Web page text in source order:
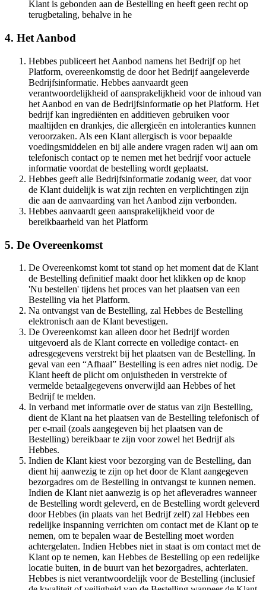
Klant is gebonden aan de Bestelling en heeft geen recht op
terugbetaling, behalve in he​​​​‌ ‍ ​‍​‍‌‍ ‌ ​‍‌‍‍‌‌‍‌ ‌‍‍‌‌‍ ‍​‍​‍​ ‍‍​‍​‍‌ ​ ‌‍​‌‌‍ ‍‌‍‍‌‌ ‌​‌ ‍‌​‍ ‍‌‍‍‌‌‍ ​‍​‍​‍ ​​‍​‍‌‍‍​‌ ​‍‌‍‌‌‌‍‌‍​‍​‍​ ‍‍​‍​‍‌‍‍​‌ ‌​‌ ‌​‌ ​​​ ‍‍​‍ ​‍ ‌‍ ​‌‍ ‌‍​ ‌‍​‌‌‍ ​‌‍‍​‌‍ ‌ ​ ‌ ‌​​ ‍‍​ ​ ​ ​ ​ ​ ​ ​ ​‍ ‌‍‍‌‌‍ ‍‌ ‌​‌‍‌‌‌‍ ‍‌ ‌​​‍ ‌‍‌‌‌‍‌​‌‍‍‌‌ ‌​​‍ ‌‍ ‌‌‍ ‌‍‌​‌‍‌‌​ ‌‌ ​​‌ ​‍‌‍‌‌‌ ​ ‌‍‌‌‌‍ ‍‌ ‌​‌‍​‌‌ ‌​‌‍‍‌‌‍ ‌‍ ‍​ ‍ ‌‍‍‌‌‍‌​​ ‌‌‍‌​​ ​‍‌‍​‍​ ​​​ ​‍​ ‍​​ ​‌​ ‌​​‍ ‌‌‍‌​‌‍​‌​ ‍‌​ ​ ​‍ ‌​ ‌​​ ​‌‌‍‌‍​ ​‍​‍ ‌​ ‍‌‌‍‌‌​ ​‍​ ​‌​‍ ‌‌‍​‌‌‍‌‌‌‍‌‍​ ‌‌​ ​‍‌‍​‌‌‍​ ​ ​‌​ ​‌​ ​ ​ ​‍​ ​​​ ‍ ‌ ‌​‌ ‍‌‌ ​​‌‍‌‌​ ‌‌‍ ​‌‍‌‌‌‍‌ ‌‍​‌‌‍ ​‌‌​​‌‍​‌‌‍‌ ‌‍‌‌​ ‍ ‌ ​​‌‍​‌‌ ‌​‌‍‍​​ ‌‌‍​ ‌‍ ‌‍ ‍‌ ‌​‌‍‌‌‌‍ ‍‌ ‌​​‍‌‌​ ‌‌‌​​‍‌‌ ‌‍‍ ‌‍‌‌‌ ‍‌​‍‌‌​ ​ ‌​‌​​‍‌‌​ ​ ‌​‌​​‍‌‌​ ​‍​ ​‍​ ‌​​ ​‌‌‍‌​​ ​‌​ ‍​‌‍‌​​ ‍‌​ ‍‌​ ‌‌​ ‍​​ ‌ ​ ​ ​‍‌‌​ ​‍​ ​‍​‍‌‌​ ‌‌‌​‌​​‍ ‍‌‍​ ‌‍‍​‌‍‍‌‌‍ ​‌‍‌​‌ ​‍‌‍‌‌‌‍ ‍​‍‌‌​ ‌‌‌​​‍‌‌ ‌‍‍ ‌‍‌‌‌ ‍‌​‍‌‌​ ​ ‌​‌​​‍‌‌​ ​ ‌​‌​​‍‌‌​ ​‍​ ​‍​ ‍​​ ‌ ​ ​ ‌‍​‍‌‍‌‌​ ‍​​ ​ ​ ‌‌​ ‌ ‌‍​‌‌‍‌‍​ ​ ​‍‌‌​ ​‍​ ​‍​‍‌‌​ ‌‌‌​‌​​‍ ‍‌ ‌​‌‍‌‌‌ ‍​‌ ‌​​ ‌‍​‍‌‍​‌‌ ​ ‌‍‌‌‌‌‌‌‌ ​‍‌‍ ​​ ‌‌‍‍​‌ ‌​‌ ‌​‌ ​​​‍‌‌​ ​ ‌​​‌​‍‌‌​ ​‍‌​‌‍​‍‌‌​ ​‍‌​‌‍‌‍ ​‌‍ ‌‍​ ‌‍​‌‌‍ ​‌‍‍​‌‍ ‌ ​ ‌ ‌​​‍‌‌​ ​ ‌​​‌​ ​ ​ ​ ​ ​ ​ ​ ​‍‌‍‌‍‍‌‌‍‌​​ ‌‌‍‌​​ ​‍‌‍​‍​ ​​​ ​‍​ ‍​​ ​‌​ ‌​​‍ ‌‌‍‌​‌‍​‌​ ‍‌​ ​ ​‍ ‌​ ‌​​ ​‌‌‍‌‍​ ​‍​‍ ‌​ ‍‌‌‍‌‌​ ​‍​ ​‌​‍ ‌‌‍​‌‌‍‌‌‌‍‌‍​ ‌‌​ ​‍‌‍​‌‌‍​ ​ ​‌​ ​‌​ ​ ​ ​‍​ ​​​‍‌‍‌ ‌​‌ ‍‌‌ ​​‌‍‌‌​ ‌‌‍ ​‌‍‌‌‌‍‌ ‌‍​‌‌‍ ​‌‌​​‌‍​‌‌‍‌ ‌‍‌‌​‍‌‍‌ ​​‌‍​‌‌ ‌​‌‍‍​​ ‌‌‍​ ‌‍ ‌‍ ‍‌ ‌​‌‍‌‌‌‍ ‍‌ ‌​​‍‌‌​ ‌‌‌​​‍‌‌ ‌‍‍ ‌‍‌‌‌ ‍‌​‍‌‌​ ​ ‌​‌​​‍‌‌​ ​ ‌​‌​​‍‌‌​ ​‍​ ​‍​ ‌​​ ​‌‌‍‌​​ ​‌​ ‍​‌‍‌​​ ‍‌​ ‍‌​ ‌‌​ ‍​​ ‌ ​ ​ ​‍‌‌​ ​‍​ ​‍​‍‌‌​ ‌‌‌​‌​​‍ ‍‌‍​ ‌‍‍​‌‍‍‌‌‍ ​‌‍‌​‌ ​‍‌‍‌‌‌‍ ‍​‍‌‌​ ‌‌‌​​‍‌‌ ‌‍‍ ‌‍‌‌‌ ‍‌​‍‌‌​ ​ ‌​‌​​‍‌‌​ ​ ‌​‌​​‍‌‌​ ​‍​ ​‍​ ‍​​ ‌ ​ ​ ‌‍​‍‌‍‌‌​ ‍​​ ​ ​ ‌‌​ ‌ ‌‍​‌‌‍‌‍​ ​ ​‍‌‌​ ​‍​ ​‍​‍‌‌​ ‌‌‌​‌​​‍ ‍‌ ‌​‌‍‌‌‌ ‍​‌ ‌​​‍‌‍‌ ​​‌‍‌‌‌ ​‍‌ ​ ‌ ​​‌‍‌‌‌‍​ ‌ ‌​‌‍‍‌‌ ‌‍‌‍‌‌​ ‌‌ ​​‌ ‌‌‌‍​‍‌‍ ​‌‍‍‌‌ ​ ‌‍‍​‌‍‌‌‌‍‌​​‍​‍‌ ‌
4. Het Aanbod​​​​‌ ‍ ​‍​‍‌‍ ‌ ​‍‌‍‍‌‌‍‌ ‌‍‍‌‌‍ ‍​‍​‍​ ‍‍​‍​‍‌ ​ ‌‍​‌‌‍ ‍‌‍‍‌‌ ‌​‌ ‍‌​‍ ‍‌‍‍‌‌‍ ​‍​‍​‍ ​​‍​‍‌‍‍​‌ ​‍‌‍‌‌‌‍‌‍​‍​‍​ ‍‍​‍​‍‌‍‍​‌ ‌​‌ ‌​‌ ​​​ ‍‍​‍ ​‍ ‌‍ ​‌‍ ‌‍​ ‌‍​‌‌‍ ​‌‍‍​‌‍ ‌ ​ ‌ ‌​​ ‍‍​ ​ ​ ​ ​ ​ ​ ​ ​‍ ‌‍‍‌‌‍ ‍‌ ‌​‌‍‌‌‌‍ ‍‌ ‌​​‍ ‌‍‌‌‌‍‌​‌‍‍‌‌ ‌​​‍ ‌‍ ‌‌‍ ‌‍‌​‌‍‌‌​ ‌‌ ​​‌ ​‍‌‍‌‌‌ ​ ‌‍‌‌‌‍ ‍‌ ‌​‌‍​‌‌ ‌​‌‍‍‌‌‍ ‌‍ ‍​ ‍ ‌‍‍‌‌‍‌​​ ‌‌‍‌​​ ​‍‌‍​‍​ ​​​ ​‍​ ‍​​ ​‌​ ‌​​‍ ‌‌‍‌​‌‍​‌​ ‍‌​ ​ ​‍ ‌​ ‌​​ ​‌‌‍‌‍​ ​‍​‍ ‌​ ‍‌‌‍‌‌​ ​‍​ ​‌​‍ ‌‌‍​‌‌‍‌‌‌‍‌‍​ ‌‌​ ​‍‌‍​‌‌‍​ ​ ​‌​ ​‌​ ​ ​ ​‍​ ​​​ ‍ ‌ ‌​‌ ‍‌‌ ​​‌‍‌‌​ ‌‌‍ ​‌‍‌‌‌‍‌ ‌‍​‌‌‍ ​‌‌​​‌‍​‌‌‍‌ ‌‍‌‌​ ‍ ‌ ​​‌‍​‌‌ ‌​‌‍‍​​ ‌‌‍​ ‌‍ ‌‍ ‍‌ ‌​‌‍‌‌‌‍ ‍‌ ‌​​‍‌‌​ ‌‌‌​​‍‌‌ ‌‍‍ ‌‍‌‌‌ ‍‌​‍‌‌​ ​ ‌​‌​​‍‌‌​ ​ ‌​‌​​‍‌‌​ ​‍​ ​‍​ ​​​ ‌‌‌‍‌‍‌‍‌​​ ‌‍​ ‌​‌‍‌​​ ​‍​ ‍​​ ‌‍​ ‍‌‌‍​ ​‍‌‌​ ​‍​ ​‍​‍‌‌​ ‌‌‌​‌​​‍ ‍‌‍​ ‌‍‍​‌‍‍‌‌‍ ​‌‍‌​‌ ​‍‌‍‌‌‌‍ ‍​‍‌‌​ ‌‌‌​​‍‌‌ ‌‍‍ ‌‍‌‌‌ ‍‌​‍‌‌​ ​ ‌​‌​​‍‌‌​ ​ ‌​‌​​‍‌‌​ ​‍​ ​‍​ ​ ‌‍​‌​ ‌‍‌‍​‍‌‍​‍‌‍​‍‌‍‌‍‌‍‌‌‌‍​‍‌‍‌​‌‍​‍​ ‍‌​‍‌‌​ ​‍​ ​‍​‍‌‌​ ‌‌‌​‌​​‍ ‍‌ ‌​‌‍‌‌‌ ‍​‌ ‌​​ ‌‍​‍‌‍​‌‌ ​ ‌‍‌‌‌‌‌‌‌ ​‍‌‍ ​​ ‌‌‍‍​‌ ‌​‌ ‌​‌ ​​​‍‌‌​ ​ ‌​​‌​‍‌‌​ ​‍‌​‌‍​‍‌‌​ ​‍‌​‌‍‌‍ ​‌‍ ‌‍​ ‌‍​‌‌‍ ​‌‍‍​‌‍ ‌ ​ ‌ ‌​​‍‌‌​ ​ ‌​​‌​ ​ ​ ​ ​ ​ ​ ​ ​‍‌‍‌‍‍‌‌‍‌​​ ‌‌‍‌​​ ​‍‌‍​‍​ ​​​ ​‍​ ‍​​ ​‌​ ‌​​‍ ‌‌‍‌​‌‍​‌​ ‍‌​ ​ ​‍ ‌​ ‌​​ ​‌‌‍‌‍​ ​‍​‍ ‌​ ‍‌‌‍‌‌​ ​‍​ ​‌​‍ ‌‌‍​‌‌‍‌‌‌‍‌‍​ ‌‌​ ​‍‌‍​‌‌‍​ ​ ​‌​ ​‌​ ​ ​ ​‍​ ​​​‍‌‍‌ ‌​‌ ‍‌‌ ​​‌‍‌‌​ ‌‌‍ ​‌‍‌‌‌‍‌ ‌‍​‌‌‍ ​‌‌​​‌‍​‌‌‍‌ ‌‍‌‌​‍‌‍‌ ​​‌‍​‌‌ ‌​‌‍‍​​ ‌‌‍​ ‌‍ ‌‍ ‍‌ ‌​‌‍‌‌‌‍ ‍‌ ‌​​‍‌‌​ ‌‌‌​​‍‌‌ ‌‍‍ ‌‍‌‌‌ ‍‌​‍‌‌​ ​ ‌​‌​​‍‌‌​ ​ ‌​‌​​‍‌‌​ ​‍​ ​‍​ ​​​ ‌‌‌‍‌‍‌‍‌​​ ‌‍​ ‌​‌‍‌​​ ​‍​ ‍​​ ‌‍​ ‍‌‌‍​ ​‍‌‌​ ​‍​ ​‍​‍‌‌​ ‌‌‌​‌​​‍ ‍‌‍​ ‌‍‍​‌‍‍‌‌‍ ​‌‍‌​‌ ​‍‌‍‌‌‌‍ ‍​‍‌‌​ ‌‌‌​​‍‌‌ ‌‍‍ ‌‍‌‌‌ ‍‌​‍‌‌​ ​ ‌​‌​​‍‌‌​ ​ ‌​‌​​‍‌‌​ ​‍​ ​‍​ ​ ‌‍​‌​ ‌‍‌‍​‍‌‍​‍‌‍​‍‌‍‌‍‌‍‌‌‌‍​‍‌‍‌​‌‍​‍​ ‍‌​‍‌‌​ ​‍​ ​‍​‍‌‌​ ‌‌‌​‌​​‍ ‍‌ ‌​‌‍‌‌‌ ‍​‌ ‌​​‍‌‍‌ ​​‌‍‌‌‌ ​‍‌ ​ ‌ ​​‌‍‌‌‌‍​ ‌ ‌​‌‍‍‌‌ ‌‍‌‍‌‌​ ‌‌ ​​‌ ‌‌‌‍​‍‌‍ ​‌‍‍‌‌ ​ ‌‍‍​‌‍‌‌‌‍‌​​‍​‍‌ ‌
Hebbes publiceert het Aanbod namens het Bedrijf op het
Platform, overeenkomstig de door het Bedrijf aangeleverde
Bedrijfsinformatie. Hebbes aanvaardt geen
verantwoordelijkheid of aansprakelijkheid voor de inhoud van
het Aanbod en van de Bedrijfsinformatie op het Platform. Het
bedrijf kan ingrediënten en additieven gebruiken voor
maaltijden en drankjes, die allergieën en intoleranties kunnen
veroorzaken. Als een Klant allergisch is voor bepaalde
voedingsmiddelen en bij alle andere vragen raden wij aan om
telefonisch contact op te nemen met het bedrijf voor actuele
informatie voordat de bestelling wordt geplaatst.​​​​‌ ‍ ​‍​‍‌‍ ‌ ​‍‌‍‍‌‌‍‌ ‌‍‍‌‌‍ ‍​‍​‍​ ‍‍​‍​‍‌ ​ ‌‍​‌‌‍ ‍‌‍‍‌‌ ‌​‌ ‍‌​‍ ‍‌‍‍‌‌‍ ​‍​‍​‍ ​​‍​‍‌‍‍​‌ ​‍‌‍‌‌‌‍‌‍​‍​‍​ ‍‍​‍​‍‌‍‍​‌ ‌​‌ ‌​‌ ​​​ ‍‍​‍ ​‍ ‌‍ ​‌‍ ‌‍​ ‌‍​‌‌‍ ​‌‍‍​‌‍ ‌ ​ ‌ ‌​​ ‍‍​ ​ ​ ​ ​ ​ ​ ​ ​‍ ‌‍‍‌‌‍ ‍‌ ‌​‌‍‌‌‌‍ ‍‌ ‌​​‍ ‌‍‌‌‌‍‌​‌‍‍‌‌ ‌​​‍ ‌‍ ‌‌‍ ‌‍‌​‌‍‌‌​ ‌‌ ​​‌ ​‍‌‍‌‌‌ ​ ‌‍‌‌‌‍ ‍‌ ‌​‌‍​‌‌ ‌​‌‍‍‌‌‍ ‌‍ ‍​ ‍ ‌‍‍‌‌‍‌​​ ‌‌‍‌​​ ​‍‌‍​‍​ ​​​ ​‍​ ‍​​ ​‌​ ‌​​‍ ‌‌‍‌​‌‍​‌​ ‍‌​ ​ ​‍ ‌​ ‌​​ ​‌‌‍‌‍​ ​‍​‍ ‌​ ‍‌‌‍‌‌​ ​‍​ ​‌​‍ ‌‌‍​‌‌‍‌‌‌‍‌‍​ ‌‌​ ​‍‌‍​‌‌‍​ ​ ​‌​ ​‌​ ​ ​ ​‍​ ​​​ ‍ ‌ ‌​‌ ‍‌‌ ​​‌‍‌‌​ ‌‌‍ ​‌‍‌‌‌‍‌ ‌‍​‌‌‍ ​‌‌​​‌‍​‌‌‍‌ ‌‍‌‌​ ‍ ‌ ​​‌‍​‌‌ ‌​‌‍‍​​ ‌‌‍​ ‌‍ ‌‍ ‍‌ ‌​‌‍‌‌‌‍ ‍‌ ‌​​‍‌‌​ ‌‌‌​​‍‌‌ ‌‍‍ ‌‍‌‌‌ ‍‌​‍‌‌​ ​ ‌​‌​​‍‌‌​ ​ ‌​‌​​‍‌‌​ ​‍​ ​‍​ ​​​ ‍‌‌‍‌‌​ ‌​​ ‌ ​ ​​​ ‌‌​ ‌‌‌‍‌‍‌‍‌​​ ‍​​ ‌‍​‍‌‌​ ​‍​ ​‍​‍‌‌​ ‌‌‌​‌​​‍ ‍‌‍​ ‌‍‍​‌‍‍‌‌‍ ​‌‍‌​‌ ​‍‌‍‌‌‌‍ ‍​‍‌‌​ ‌‌‌​​‍‌‌ ‌‍‍ ‌‍‌‌‌ ‍‌​‍‌‌​ ​ ‌​‌​​‍‌‌​ ​ ‌​‌​​‍‌‌​ ​‍​ ​‍​ ‍‌​ ‌ ​ ​‍​ ​‌​ ‌​​ ​ ​ ​ ​ ​‍​ ​‍‌‍​ ​ ‌‌‌‍‌‍​‍‌‌​ ​‍​ ​‍​‍‌‌​ ‌‌‌​‌​​‍ ‍‌ ‌​‌‍‌‌‌ ‍​‌ ‌​​ ‌‍​‍‌‍​‌‌ ​ ‌‍‌‌‌‌‌‌‌ ​‍‌‍ ​​ ‌‌‍‍​‌ ‌​‌ ‌​‌ ​​​‍‌‌​ ​ ‌​​‌​‍‌‌​ ​‍‌​‌‍​‍‌‌​ ​‍‌​‌‍‌‍ ​‌‍ ‌‍​ ‌‍​‌‌‍ ​‌‍‍​‌‍ ‌ ​ ‌ ‌​​‍‌‌​ ​ ‌​​‌​ ​ ​ ​ ​ ​ ​ ​ ​‍‌‍‌‍‍‌‌‍‌​​ ‌‌‍‌​​ ​‍‌‍​‍​ ​​​ ​‍​ ‍​​ ​‌​ ‌​​‍ ‌‌‍‌​‌‍​‌​ ‍‌​ ​ ​‍ ‌​ ‌​​ ​‌‌‍‌‍​ ​‍​‍ ‌​ ‍‌‌‍‌‌​ ​‍​ ​‌​‍ ‌‌‍​‌‌‍‌‌‌‍‌‍​ ‌‌​ ​‍‌‍​‌‌‍​ ​ ​‌​ ​‌​ ​ ​ ​‍​ ​​​‍‌‍‌ ‌​‌ ‍‌‌ ​​‌‍‌‌​ ‌‌‍ ​‌‍‌‌‌‍‌ ‌‍​‌‌‍ ​‌‌​​‌‍​‌‌‍‌ ‌‍‌‌​‍‌‍‌ ​​‌‍​‌‌ ‌​‌‍‍​​ ‌‌‍​ ‌‍ ‌‍ ‍‌ ‌​‌‍‌‌‌‍ ‍‌ ‌​​‍‌‌​ ‌‌‌​​‍‌‌ ‌‍‍ ‌‍‌‌‌ ‍‌​‍‌‌​ ​ ‌​‌​​‍‌‌​ ​ ‌​‌​​‍‌‌​ ​‍​ ​‍​ ​​​ ‍‌‌‍‌‌​ ‌​​ ‌ ​ ​​​ ‌‌​ ‌‌‌‍‌‍‌‍‌​​ ‍​​ ‌‍​‍‌‌​ ​‍​ ​‍​‍‌‌​ ‌‌‌​‌​​‍ ‍‌‍​ ‌‍‍​‌‍‍‌‌‍ ​‌‍‌​‌ ​‍‌‍‌‌‌‍ ‍​‍‌‌​ ‌‌‌​​‍‌‌ ‌‍‍ ‌‍‌‌‌ ‍‌​‍‌‌​ ​ ‌​‌​​‍‌‌​ ​ ‌​‌​​‍‌‌​ ​‍​ ​‍​ ‍‌​ ‌ ​ ​‍​ ​‌​ ‌​​ ​ ​ ​ ​ ​‍​ ​‍‌‍​ ​ ‌‌‌‍‌‍​‍‌‌​ ​‍​ ​‍​‍‌‌​ ‌‌‌​‌​​‍ ‍‌ ‌​‌‍‌‌‌ ‍​‌ ‌​​‍‌‍‌ ​​‌‍‌‌‌ ​‍‌ ​ ‌ ​​‌‍‌‌‌‍​ ‌ ‌​‌‍‍‌‌ ‌‍‌‍‌‌​ ‌‌ ​​‌ ‌‌‌‍​‍‌‍ ​‌‍‍‌‌ ​ ‌‍‍​‌‍‌‌‌‍‌​​‍​‍‌ ‌
Hebbes geeft alle Bedrijfsinformatie zodanig weer, dat voor
de Klant duidelijk is wat zijn rechten en verplichtingen zijn
die aan de aanvaarding van het Aanbod zijn verbonden. ​​​​‌ ‍ ​‍​‍‌‍ ‌ ​‍‌‍‍‌‌‍‌ ‌‍‍‌‌‍ ‍​‍​‍​ ‍‍​‍​‍‌ ​ ‌‍​‌‌‍ ‍‌‍‍‌‌ ‌​‌ ‍‌​‍ ‍‌‍‍‌‌‍ ​‍​‍​‍ ​​‍​‍‌‍‍​‌ ​‍‌‍‌‌‌‍‌‍​‍​‍​ ‍‍​‍​‍‌‍‍​‌ ‌​‌ ‌​‌ ​​​ ‍‍​‍ ​‍ ‌‍ ​‌‍ ‌‍​ ‌‍​‌‌‍ ​‌‍‍​‌‍ ‌ ​ ‌ ‌​​ ‍‍​ ​ ​ ​ ​ ​ ​ ​ ​‍ ‌‍‍‌‌‍ ‍‌ ‌​‌‍‌‌‌‍ ‍‌ ‌​​‍ ‌‍‌‌‌‍‌​‌‍‍‌‌ ‌​​‍ ‌‍ ‌‌‍ ‌‍‌​‌‍‌‌​ ‌‌ ​​‌ ​‍‌‍‌‌‌ ​ ‌‍‌‌‌‍ ‍‌ ‌​‌‍​‌‌ ‌​‌‍‍‌‌‍ ‌‍ ‍​ ‍ ‌‍‍‌‌‍‌​​ ‌‌‍‌​​ ​‍‌‍​‍​ ​​​ ​‍​ ‍​​ ​‌​ ‌​​‍ ‌‌‍‌​‌‍​‌​ ‍‌​ ​ ​‍ ‌​ ‌​​ ​‌‌‍‌‍​ ​‍​‍ ‌​ ‍‌‌‍‌‌​ ​‍​ ​‌​‍ ‌‌‍​‌‌‍‌‌‌‍‌‍​ ‌‌​ ​‍‌‍​‌‌‍​ ​ ​‌​ ​‌​ ​ ​ ​‍​ ​​​ ‍ ‌ ‌​‌ ‍‌‌ ​​‌‍‌‌​ ‌‌‍ ​‌‍‌‌‌‍‌ ‌‍​‌‌‍ ​‌‌​​‌‍​‌‌‍‌ ‌‍‌‌​ ‍ ‌ ​​‌‍​‌‌ ‌​‌‍‍​​ ‌‌‍​ ‌‍ ‌‍ ‍‌ ‌​‌‍‌‌‌‍ ‍‌ ‌​​‍‌‌​ ‌‌‌​​‍‌‌ ‌‍‍ ‌‍‌‌‌ ‍‌​‍‌‌​ ​ ‌​‌​​‍‌‌​ ​ ‌​‌​​‍‌‌​ ​‍​ ​‍​ ‌‌‌‍​‌‌‍‌‍‌‍‌‍‌‍​‌‌‍​‌‌‍​‍‌‍‌‌‌‍‌‌​ ‌‌​ ‌‍‌‍​‍​‍‌‌​ ​‍​ ​‍​‍‌‌​ ‌‌‌​‌​​‍ ‍‌‍​ ‌‍‍​‌‍‍‌‌‍ ​‌‍‌​‌ ​‍‌‍‌‌‌‍ ‍​‍‌‌​ ‌‌‌​​‍‌‌ ‌‍‍ ‌‍‌‌‌ ‍‌​‍‌‌​ ​ ‌​‌​​‍‌‌​ ​ ‌​‌​​‍‌‌​ ​‍​ ​‍​ ‍‌​ ‌ ​ ​‍​ ​‌​ ‌​​ ​ ​ ​ ​ ​‍​ ​‍‌‍​ ​ ‌‌‌‍‌‍​‍‌‌​ ​‍​ ​‍​‍‌‌​ ‌‌‌​‌​​‍ ‍‌ ‌​‌‍‌‌‌ ‍​‌ ‌​​ ‌‍​‍‌‍​‌‌ ​ ‌‍‌‌‌‌‌‌‌ ​‍‌‍ ​​ ‌‌‍‍​‌ ‌​‌ ‌​‌ ​​​‍‌‌​ ​ ‌​​‌​‍‌‌​ ​‍‌​‌‍​‍‌‌​ ​‍‌​‌‍‌‍ ​‌‍ ‌‍​ ‌‍​‌‌‍ ​‌‍‍​‌‍ ‌ ​ ‌ ‌​​‍‌‌​ ​ ‌​​‌​ ​ ​ ​ ​ ​ ​ ​ ​‍‌‍‌‍‍‌‌‍‌​​ ‌‌‍‌​​ ​‍‌‍​‍​ ​​​ ​‍​ ‍​​ ​‌​ ‌​​‍ ‌‌‍‌​‌‍​‌​ ‍‌​ ​ ​‍ ‌​ ‌​​ ​‌‌‍‌‍​ ​‍​‍ ‌​ ‍‌‌‍‌‌​ ​‍​ ​‌​‍ ‌‌‍​‌‌‍‌‌‌‍‌‍​ ‌‌​ ​‍‌‍​‌‌‍​ ​ ​‌​ ​‌​ ​ ​ ​‍​ ​​​‍‌‍‌ ‌​‌ ‍‌‌ ​​‌‍‌‌​ ‌‌‍ ​‌‍‌‌‌‍‌ ‌‍​‌‌‍ ​‌‌​​‌‍​‌‌‍‌ ‌‍‌‌​‍‌‍‌ ​​‌‍​‌‌ ‌​‌‍‍​​ ‌‌‍​ ‌‍ ‌‍ ‍‌ ‌​‌‍‌‌‌‍ ‍‌ ‌​​‍‌‌​ ‌‌‌​​‍‌‌ ‌‍‍ ‌‍‌‌‌ ‍‌​‍‌‌​ ​ ‌​‌​​‍‌‌​ ​ ‌​‌​​‍‌‌​ ​‍​ ​‍​ ‌‌‌‍​‌‌‍‌‍‌‍‌‍‌‍​‌‌‍​‌‌‍​‍‌‍‌‌‌‍‌‌​ ‌‌​ ‌‍‌‍​‍​‍‌‌​ ​‍​ ​‍​‍‌‌​ ‌‌‌​‌​​‍ ‍‌‍​ ‌‍‍​‌‍‍‌‌‍ ​‌‍‌​‌ ​‍‌‍‌‌‌‍ ‍​‍‌‌​ ‌‌‌​​‍‌‌ ‌‍‍ ‌‍‌‌‌ ‍‌​‍‌‌​ ​ ‌​‌​​‍‌‌​ ​ ‌​‌​​‍‌‌​ ​‍​ ​‍​ ‍‌​ ‌ ​ ​‍​ ​‌​ ‌​​ ​ ​ ​ ​ ​‍​ ​‍‌‍​ ​ ‌‌‌‍‌‍​‍‌‌​ ​‍​ ​‍​‍‌‌​ ‌‌‌​‌​​‍ ‍‌ ‌​‌‍‌‌‌ ‍​‌ ‌​​‍‌‍‌ ​​‌‍‌‌‌ ​‍‌ ​ ‌ ​​‌‍‌‌‌‍​ ‌ ‌​‌‍‍‌‌ ‌‍‌‍‌‌​ ‌‌ ​​‌ ‌‌‌‍​‍‌‍ ​‌‍‍‌‌ ​ ‌‍‍​‌‍‌‌‌‍‌​​‍​‍‌ ‌
Hebbes aanvaardt geen aansprakelijkheid voor de
bereikbaarheid van het Platform​​​​‌ ‍ ​‍​‍‌‍ ‌ ​‍‌‍‍‌‌‍‌ ‌‍‍‌‌‍ ‍​‍​‍​ ‍‍​‍​‍‌ ​ ‌‍​‌‌‍ ‍‌‍‍‌‌ ‌​‌ ‍‌​‍ ‍‌‍‍‌‌‍ ​‍​‍​‍ ​​‍​‍‌‍‍​‌ ​‍‌‍‌‌‌‍‌‍​‍​‍​ ‍‍​‍​‍‌‍‍​‌ ‌​‌ ‌​‌ ​​​ ‍‍​‍ ​‍ ‌‍ ​‌‍ ‌‍​ ‌‍​‌‌‍ ​‌‍‍​‌‍ ‌ ​ ‌ ‌​​ ‍‍​ ​ ​ ​ ​ ​ ​ ​ ​‍ ‌‍‍‌‌‍ ‍‌ ‌​‌‍‌‌‌‍ ‍‌ ‌​​‍ ‌‍‌‌‌‍‌​‌‍‍‌‌ ‌​​‍ ‌‍ ‌‌‍ ‌‍‌​‌‍‌‌​ ‌‌ ​​‌ ​‍‌‍‌‌‌ ​ ‌‍‌‌‌‍ ‍‌ ‌​‌‍​‌‌ ‌​‌‍‍‌‌‍ ‌‍ ‍​ ‍ ‌‍‍‌‌‍‌​​ ‌‌‍‌​​ ​‍‌‍​‍​ ​​​ ​‍​ ‍​​ ​‌​ ‌​​‍ ‌‌‍‌​‌‍​‌​ ‍‌​ ​ ​‍ ‌​ ‌​​ ​‌‌‍‌‍​ ​‍​‍ ‌​ ‍‌‌‍‌‌​ ​‍​ ​‌​‍ ‌‌‍​‌‌‍‌‌‌‍‌‍​ ‌‌​ ​‍‌‍​‌‌‍​ ​ ​‌​ ​‌​ ​ ​ ​‍​ ​​​ ‍ ‌ ‌​‌ ‍‌‌ ​​‌‍‌‌​ ‌‌‍ ​‌‍‌‌‌‍‌ ‌‍​‌‌‍ ​‌‌​​‌‍​‌‌‍‌ ‌‍‌‌​ ‍ ‌ ​​‌‍​‌‌ ‌​‌‍‍​​ ‌‌‍​ ‌‍ ‌‍ ‍‌ ‌​‌‍‌‌‌‍ ‍‌ ‌​​‍‌‌​ ‌‌‌​​‍‌‌ ‌‍‍ ‌‍‌‌‌ ‍‌​‍‌‌​ ​ ‌​‌​​‍‌‌​ ​ ‌​‌​​‍‌‌​ ​‍​ ​‍‌‍‌​​ ‌‍‌‍​‍​ ‌​‌‍​ ​ ‌ ‌‍​ ‌‍‌‌​ ‍‌‌‍‌‌​ ​‌​ ​​​‍‌‌​ ​‍​ ​‍​‍‌‌​ ‌‌‌​‌​​‍ ‍‌‍​ ‌‍‍​‌‍‍‌‌‍ ​‌‍‌​‌ ​‍‌‍‌‌‌‍ ‍​‍‌‌​ ‌‌‌​​‍‌‌ ‌‍‍ ‌‍‌‌‌ ‍‌​‍‌‌​ ​ ‌​‌​​‍‌‌​ ​ ‌​‌​​‍‌‌​ ​‍​ ​‍​ ‍‌​ ‌ ​ ​‍​ ​‌​ ‌​​ ​ ​ ​ ​ ​‍​ ​‍‌‍​ ​ ‌‌‌‍‌‍​‍‌‌​ ​‍​ ​‍​‍‌‌​ ‌‌‌​‌​​‍ ‍‌ ‌​‌‍‌‌‌ ‍​‌ ‌​​ ‌‍​‍‌‍​‌‌ ​ ‌‍‌‌‌‌‌‌‌ ​‍‌‍ ​​ ‌‌‍‍​‌ ‌​‌ ‌​‌ ​​​‍‌‌​ ​ ‌​​‌​‍‌‌​ ​‍‌​‌‍​‍‌‌​ ​‍‌​‌‍‌‍ ​‌‍ ‌‍​ ‌‍​‌‌‍ ​‌‍‍​‌‍ ‌ ​ ‌ ‌​​‍‌‌​ ​ ‌​​‌​ ​ ​ ​ ​ ​ ​ ​ ​‍‌‍‌‍‍‌‌‍‌​​ ‌‌‍‌​​ ​‍‌‍​‍​ ​​​ ​‍​ ‍​​ ​‌​ ‌​​‍ ‌‌‍‌​‌‍​‌​ ‍‌​ ​ ​‍ ‌​ ‌​​ ​‌‌‍‌‍​ ​‍​‍ ‌​ ‍‌‌‍‌‌​ ​‍​ ​‌​‍ ‌‌‍​‌‌‍‌‌‌‍‌‍​ ‌‌​ ​‍‌‍​‌‌‍​ ​ ​‌​ ​‌​ ​ ​ ​‍​ ​​​‍‌‍‌ ‌​‌ ‍‌‌ ​​‌‍‌‌​ ‌‌‍ ​‌‍‌‌‌‍‌ ‌‍​‌‌‍ ​‌‌​​‌‍​‌‌‍‌ ‌‍‌‌​‍‌‍‌ ​​‌‍​‌‌ ‌​‌‍‍​​ ‌‌‍​ ‌‍ ‌‍ ‍‌ ‌​‌‍‌‌‌‍ ‍‌ ‌​​‍‌‌​ ‌‌‌​​‍‌‌ ‌‍‍ ‌‍‌‌‌ ‍‌​‍‌‌​ ​ ‌​‌​​‍‌‌​ ​ ‌​‌​​‍‌‌​ ​‍​ ​‍‌‍‌​​ ‌‍‌‍​‍​ ‌​‌‍​ ​ ‌ ‌‍​ ‌‍‌‌​ ‍‌‌‍‌‌​ ​‌​ ​​​‍‌‌​ ​‍​ ​‍​‍‌‌​ ‌‌‌​‌​​‍ ‍‌‍​ ‌‍‍​‌‍‍‌‌‍ ​‌‍‌​‌ ​‍‌‍‌‌‌‍ ‍​‍‌‌​ ‌‌‌​​‍‌‌ ‌‍‍ ‌‍‌‌‌ ‍‌​‍‌‌​ ​ ‌​‌​​‍‌‌​ ​ ‌​‌​​‍‌‌​ ​‍​ ​‍​ ‍‌​ ‌ ​ ​‍​ ​‌​ ‌​​ ​ ​ ​ ​ ​‍​ ​‍‌‍​ ​ ‌‌‌‍‌‍​‍‌‌​ ​‍​ ​‍​‍‌‌​ ‌‌‌​‌​​‍ ‍‌ ‌​‌‍‌‌‌ ‍​‌ ‌​​‍‌‍‌ ​​‌‍‌‌‌ ​‍‌ ​ ‌ ​​‌‍‌‌‌‍​ ‌ ‌​‌‍‍‌‌ ‌‍‌‍‌‌​ ‌‌ ​​‌ ‌‌‌‍​‍‌‍ ​‌‍‍‌‌ ​ ‌‍‍​‌‍‌‌‌‍‌​​‍​‍‌ ‌
5. De Overeenkomst​​​​‌ ‍ ​‍​‍‌‍ ‌ ​‍‌‍‍‌‌‍‌ ‌‍‍‌‌‍ ‍​‍​‍​ ‍‍​‍​‍‌ ​ ‌‍​‌‌‍ ‍‌‍‍‌‌ ‌​‌ ‍‌​‍ ‍‌‍‍‌‌‍ ​‍​‍​‍ ​​‍​‍‌‍‍​‌ ​‍‌‍‌‌‌‍‌‍​‍​‍​ ‍‍​‍​‍‌‍‍​‌ ‌​‌ ‌​‌ ​​​ ‍‍​‍ ​‍ ‌‍ ​‌‍ ‌‍​ ‌‍​‌‌‍ ​‌‍‍​‌‍ ‌ ​ ‌ ‌​​ ‍‍​ ​ ​ ​ ​ ​ ​ ​ ​‍ ‌‍‍‌‌‍ ‍‌ ‌​‌‍‌‌‌‍ ‍‌ ‌​​‍ ‌‍‌‌‌‍‌​‌‍‍‌‌ ‌​​‍ ‌‍ ‌‌‍ ‌‍‌​‌‍‌‌​ ‌‌ ​​‌ ​‍‌‍‌‌‌ ​ ‌‍‌‌‌‍ ‍‌ ‌​‌‍​‌‌ ‌​‌‍‍‌‌‍ ‌‍ ‍​ ‍ ‌‍‍‌‌‍‌​​ ‌‌‍‌​​ ​‍‌‍​‍​ ​​​ ​‍​ ‍​​ ​‌​ ‌​​‍ ‌‌‍‌​‌‍​‌​ ‍‌​ ​ ​‍ ‌​ ‌​​ ​‌‌‍‌‍​ ​‍​‍ ‌​ ‍‌‌‍‌‌​ ​‍​ ​‌​‍ ‌‌‍​‌‌‍‌‌‌‍‌‍​ ‌‌​ ​‍‌‍​‌‌‍​ ​ ​‌​ ​‌​ ​ ​ ​‍​ ​​​ ‍ ‌ ‌​‌ ‍‌‌ ​​‌‍‌‌​ ‌‌‍ ​‌‍‌‌‌‍‌ ‌‍​‌‌‍ ​‌‌​​‌‍​‌‌‍‌ ‌‍‌‌​ ‍ ‌ ​​‌‍​‌‌ ‌​‌‍‍​​ ‌‌‍​ ‌‍ ‌‍ ‍‌ ‌​‌‍‌‌‌‍ ‍‌ ‌​​‍‌‌​ ‌‌‌​​‍‌‌ ‌‍‍ ‌‍‌‌‌ ‍‌​‍‌‌​ ​ ‌​‌​​‍‌‌​ ​ ‌​‌​​‍‌‌​ ​‍​ ​‍‌‍‌‍​ ​​​ ​​‌‍‌​​ ‌‌‌‍‌​‌‍‌‌​ ‌‍​ ​​​ ‍​‌‍​‌​ ‍‌​‍‌‌​ ​‍​ ​‍​‍‌‌​ ‌‌‌​‌​​‍ ‍‌‍​ ‌‍‍​‌‍‍‌‌‍ ​‌‍‌​‌ ​‍‌‍‌‌‌‍ ‍​‍‌‌​ ‌‌‌​​‍‌‌ ‌‍‍ ‌‍‌‌‌ ‍‌​‍‌‌​ ​ ‌​‌​​‍‌‌​ ​ ‌​‌​​‍‌‌​ ​‍​ ​‍​ ‌‍​ ​​​ ​​​ ‌​​ ​​​ ‌ ​ ‌‌​ ​‍​ ‍​‌‍‌‍‌‍​‌​ ​​​‍‌‌​ ​‍​ ​‍​‍‌‌​ ‌‌‌​‌​​‍ ‍‌ ‌​‌‍‌‌‌ ‍​‌ ‌​​ ‌‍​‍‌‍​‌‌ ​ ‌‍‌‌‌‌‌‌‌ ​‍‌‍ ​​ ‌‌‍‍​‌ ‌​‌ ‌​‌ ​​​‍‌‌​ ​ ‌​​‌​‍‌‌​ ​‍‌​‌‍​‍‌‌​ ​‍‌​‌‍‌‍ ​‌‍ ‌‍​ ‌‍​‌‌‍ ​‌‍‍​‌‍ ‌ ​ ‌ ‌​​‍‌‌​ ​ ‌​​‌​ ​ ​ ​ ​ ​ ​ ​ ​‍‌‍‌‍‍‌‌‍‌​​ ‌‌‍‌​​ ​‍‌‍​‍​ ​​​ ​‍​ ‍​​ ​‌​ ‌​​‍ ‌‌‍‌​‌‍​‌​ ‍‌​ ​ ​‍ ‌​ ‌​​ ​‌‌‍‌‍​ ​‍​‍ ‌​ ‍‌‌‍‌‌​ ​‍​ ​‌​‍ ‌‌‍​‌‌‍‌‌‌‍‌‍​ ‌‌​ ​‍‌‍​‌‌‍​ ​ ​‌​ ​‌​ ​ ​ ​‍​ ​​​‍‌‍‌ ‌​‌ ‍‌‌ ​​‌‍‌‌​ ‌‌‍ ​‌‍‌‌‌‍‌ ‌‍​‌‌‍ ​‌‌​​‌‍​‌‌‍‌ ‌‍‌‌​‍‌‍‌ ​​‌‍​‌‌ ‌​‌‍‍​​ ‌‌‍​ ‌‍ ‌‍ ‍‌ ‌​‌‍‌‌‌‍ ‍‌ ‌​​‍‌‌​ ‌‌‌​​‍‌‌ ‌‍‍ ‌‍‌‌‌ ‍‌​‍‌‌​ ​ ‌​‌​​‍‌‌​ ​ ‌​‌​​‍‌‌​ ​‍​ ​‍‌‍‌‍​ ​​​ ​​‌‍‌​​ ‌‌‌‍‌​‌‍‌‌​ ‌‍​ ​​​ ‍​‌‍​‌​ ‍‌​‍‌‌​ ​‍​ ​‍​‍‌‌​ ‌‌‌​‌​​‍ ‍‌‍​ ‌‍‍​‌‍‍‌‌‍ ​‌‍‌​‌ ​‍‌‍‌‌‌‍ ‍​‍‌‌​ ‌‌‌​​‍‌‌ ‌‍‍ ‌‍‌‌‌ ‍‌​‍‌‌​ ​ ‌​‌​​‍‌‌​ ​ ‌​‌​​‍‌‌​ ​‍​ ​‍​ ‌‍​ ​​​ ​​​ ‌​​ ​​​ ‌ ​ ‌‌​ ​‍​ ‍​‌‍‌‍‌‍​‌​ ​​​‍‌‌​ ​‍​ ​‍​‍‌‌​ ‌‌‌​‌​​‍ ‍‌ ‌​‌‍‌‌‌ ‍​‌ ‌​​‍‌‍‌ ​​‌‍‌‌‌ ​‍‌ ​ ‌ ​​‌‍‌‌‌‍​ ‌ ‌​‌‍‍‌‌ ‌‍‌‍‌‌​ ‌‌ ​​‌ ‌‌‌‍​‍‌‍ ​‌‍‍‌‌ ​ ‌‍‍​‌‍‌‌‌‍‌​​‍​‍‌ ‌
De Overeenkomst komt tot stand op het moment dat de Klant
de Bestelling definitief maakt door het klikken op de knop
'Nu bestellen' tijdens het proces van het plaatsen van een
Bestelling via het Platform. ​​​​‌ ‍ ​‍​‍‌‍ ‌ ​‍‌‍‍‌‌‍‌ ‌‍‍‌‌‍ ‍​‍​‍​ ‍‍​‍​‍‌ ​ ‌‍​‌‌‍ ‍‌‍‍‌‌ ‌​‌ ‍‌​‍ ‍‌‍‍‌‌‍ ​‍​‍​‍ ​​‍​‍‌‍‍​‌ ​‍‌‍‌‌‌‍‌‍​‍​‍​ ‍‍​‍​‍‌‍‍​‌ ‌​‌ ‌​‌ ​​​ ‍‍​‍ ​‍ ‌‍ ​‌‍ ‌‍​ ‌‍​‌‌‍ ​‌‍‍​‌‍ ‌ ​ ‌ ‌​​ ‍‍​ ​ ​ ​ ​ ​ ​ ​ ​‍ ‌‍‍‌‌‍ ‍‌ ‌​‌‍‌‌‌‍ ‍‌ ‌​​‍ ‌‍‌‌‌‍‌​‌‍‍‌‌ ‌​​‍ ‌‍ ‌‌‍ ‌‍‌​‌‍‌‌​ ‌‌ ​​‌ ​‍‌‍‌‌‌ ​ ‌‍‌‌‌‍ ‍‌ ‌​‌‍​‌‌ ‌​‌‍‍‌‌‍ ‌‍ ‍​ ‍ ‌‍‍‌‌‍‌​​ ‌‌‍‌​​ ​‍‌‍​‍​ ​​​ ​‍​ ‍​​ ​‌​ ‌​​‍ ‌‌‍‌​‌‍​‌​ ‍‌​ ​ ​‍ ‌​ ‌​​ ​‌‌‍‌‍​ ​‍​‍ ‌​ ‍‌‌‍‌‌​ ​‍​ ​‌​‍ ‌‌‍​‌‌‍‌‌‌‍‌‍​ ‌‌​ ​‍‌‍​‌‌‍​ ​ ​‌​ ​‌​ ​ ​ ​‍​ ​​​ ‍ ‌ ‌​‌ ‍‌‌ ​​‌‍‌‌​ ‌‌‍ ​‌‍‌‌‌‍‌ ‌‍​‌‌‍ ​‌‌​​‌‍​‌‌‍‌ ‌‍‌‌​ ‍ ‌ ​​‌‍​‌‌ ‌​‌‍‍​​ ‌‌‍​ ‌‍ ‌‍ ‍‌ ‌​‌‍‌‌‌‍ ‍‌ ‌​​‍‌‌​ ‌‌‌​​‍‌‌ ‌‍‍ ‌‍‌‌‌ ‍‌​‍‌‌​ ​ ‌​‌​​‍‌‌​ ​ ‌​‌​​‍‌‌​ ​‍​ ​‍‌‍​‌‌‍​‌​ ‌ ​ ​‌‌‍‌​‌‍​ ​ ​​​ ​ ​ ‌‌​ ‍​‌‍​‍​ ​​​‍‌‌​ ​‍​ ​‍​‍‌‌​ ‌‌‌​‌​​‍ ‍‌‍​ ‌‍‍​‌‍‍‌‌‍ ​‌‍‌​‌ ​‍‌‍‌‌‌‍ ‍​‍‌‌​ ‌‌‌​​‍‌‌ ‌‍‍ ‌‍‌‌‌ ‍‌​‍‌‌​ ​ ‌​‌​​‍‌‌​ ​ ‌​‌​​‍‌‌​ ​‍​ ​‍‌‍​‌‌‍​ ​ ‌ ​ ‌‌​ ​ ‌‍​‍​ ​‍​ ​‌​ ​ ‌‍‌‍‌‍​‍​ ​‌​‍‌‌​ ​‍​ ​‍​‍‌‌​ ‌‌‌​‌​​‍ ‍‌ ‌​‌‍‌‌‌ ‍​‌ ‌​​ ‌‍​‍‌‍​‌‌ ​ ‌‍‌‌‌‌‌‌‌ ​‍‌‍ ​​ ‌‌‍‍​‌ ‌​‌ ‌​‌ ​​​‍‌‌​ ​ ‌​​‌​‍‌‌​ ​‍‌​‌‍​‍‌‌​ ​‍‌​‌‍‌‍ ​‌‍ ‌‍​ ‌‍​‌‌‍ ​‌‍‍​‌‍ ‌ ​ ‌ ‌​​‍‌‌​ ​ ‌​​‌​ ​ ​ ​ ​ ​ ​ ​ ​‍‌‍‌‍‍‌‌‍‌​​ ‌‌‍‌​​ ​‍‌‍​‍​ ​​​ ​‍​ ‍​​ ​‌​ ‌​​‍ ‌‌‍‌​‌‍​‌​ ‍‌​ ​ ​‍ ‌​ ‌​​ ​‌‌‍‌‍​ ​‍​‍ ‌​ ‍‌‌‍‌‌​ ​‍​ ​‌​‍ ‌‌‍​‌‌‍‌‌‌‍‌‍​ ‌‌​ ​‍‌‍​‌‌‍​ ​ ​‌​ ​‌​ ​ ​ ​‍​ ​​​‍‌‍‌ ‌​‌ ‍‌‌ ​​‌‍‌‌​ ‌‌‍ ​‌‍‌‌‌‍‌ ‌‍​‌‌‍ ​‌‌​​‌‍​‌‌‍‌ ‌‍‌‌​‍‌‍‌ ​​‌‍​‌‌ ‌​‌‍‍​​ ‌‌‍​ ‌‍ ‌‍ ‍‌ ‌​‌‍‌‌‌‍ ‍‌ ‌​​‍‌‌​ ‌‌‌​​‍‌‌ ‌‍‍ ‌‍‌‌‌ ‍‌​‍‌‌​ ​ ‌​‌​​‍‌‌​ ​ ‌​‌​​‍‌‌​ ​‍​ ​‍‌‍​‌‌‍​‌​ ‌ ​ ​‌‌‍‌​‌‍​ ​ ​​​ ​ ​ ‌‌​ ‍​‌‍​‍​ ​​​‍‌‌​ ​‍​ ​‍​‍‌‌​ ‌‌‌​‌​​‍ ‍‌‍​ ‌‍‍​‌‍‍‌‌‍ ​‌‍‌​‌ ​‍‌‍‌‌‌‍ ‍​‍‌‌​ ‌‌‌​​‍‌‌ ‌‍‍ ‌‍‌‌‌ ‍‌​‍‌‌​ ​ ‌​‌​​‍‌‌​ ​ ‌​‌​​‍‌‌​ ​‍​ ​‍‌‍​‌‌‍​ ​ ‌ ​ ‌‌​ ​ ‌‍​‍​ ​‍​ ​‌​ ​ ‌‍‌‍‌‍​‍​ ​‌​‍‌‌​ ​‍​ ​‍​‍‌‌​ ‌‌‌​‌​​‍ ‍‌ ‌​‌‍‌‌‌ ‍​‌ ‌​​‍‌‍‌ ​​‌‍‌‌‌ ​‍‌ ​ ‌ ​​‌‍‌‌‌‍​ ‌ ‌​‌‍‍‌‌ ‌‍‌‍‌‌​ ‌‌ ​​‌ ‌‌‌‍​‍‌‍ ​‌‍‍‌‌ ​ ‌‍‍​‌‍‌‌‌‍‌​​‍​‍‌ ‌
Na ontvangst van de Bestelling, zal Hebbes de Bestelling
elektronisch aan de Klant bevestigen. ​​​​‌ ‍ ​‍​‍‌‍ ‌ ​‍‌‍‍‌‌‍‌ ‌‍‍‌‌‍ ‍​‍​‍​ ‍‍​‍​‍‌ ​ ‌‍​‌‌‍ ‍‌‍‍‌‌ ‌​‌ ‍‌​‍ ‍‌‍‍‌‌‍ ​‍​‍​‍ ​​‍​‍‌‍‍​‌ ​‍‌‍‌‌‌‍‌‍​‍​‍​ ‍‍​‍​‍‌‍‍​‌ ‌​‌ ‌​‌ ​​​ ‍‍​‍ ​‍ ‌‍ ​‌‍ ‌‍​ ‌‍​‌‌‍ ​‌‍‍​‌‍ ‌ ​ ‌ ‌​​ ‍‍​ ​ ​ ​ ​ ​ ​ ​ ​‍ ‌‍‍‌‌‍ ‍‌ ‌​‌‍‌‌‌‍ ‍‌ ‌​​‍ ‌‍‌‌‌‍‌​‌‍‍‌‌ ‌​​‍ ‌‍ ‌‌‍ ‌‍‌​‌‍‌‌​ ‌‌ ​​‌ ​‍‌‍‌‌‌ ​ ‌‍‌‌‌‍ ‍‌ ‌​‌‍​‌‌ ‌​‌‍‍‌‌‍ ‌‍ ‍​ ‍ ‌‍‍‌‌‍‌​​ ‌‌‍‌​​ ​‍‌‍​‍​ ​​​ ​‍​ ‍​​ ​‌​ ‌​​‍ ‌‌‍‌​‌‍​‌​ ‍‌​ ​ ​‍ ‌​ ‌​​ ​‌‌‍‌‍​ ​‍​‍ ‌​ ‍‌‌‍‌‌​ ​‍​ ​‌​‍ ‌‌‍​‌‌‍‌‌‌‍‌‍​ ‌‌​ ​‍‌‍​‌‌‍​ ​ ​‌​ ​‌​ ​ ​ ​‍​ ​​​ ‍ ‌ ‌​‌ ‍‌‌ ​​‌‍‌‌​ ‌‌‍ ​‌‍‌‌‌‍‌ ‌‍​‌‌‍ ​‌‌​​‌‍​‌‌‍‌ ‌‍‌‌​ ‍ ‌ ​​‌‍​‌‌ ‌​‌‍‍​​ ‌‌‍​ ‌‍ ‌‍ ‍‌ ‌​‌‍‌‌‌‍ ‍‌ ‌​​‍‌‌​ ‌‌‌​​‍‌‌ ‌‍‍ ‌‍‌‌‌ ‍‌​‍‌‌​ ​ ‌​‌​​‍‌‌​ ​ ‌​‌​​‍‌‌​ ​‍​ ​‍‌‍‌‌​ ‌​​ ‍‌​ ‌‍​ ​​‌‍‌‌‌‍​ ‌‍‌‌​ ‌​‌‍​ ‌‍​‍​ ‌‌​‍‌‌​ ​‍​ ​‍​‍‌‌​ ‌‌‌​‌​​‍ ‍‌‍​ ‌‍‍​‌‍‍‌‌‍ ​‌‍‌​‌ ​‍‌‍‌‌‌‍ ‍​‍‌‌​ ‌‌‌​​‍‌‌ ‌‍‍ ‌‍‌‌‌ ‍‌​‍‌‌​ ​ ‌​‌​​‍‌‌​ ​ ‌​‌​​‍‌‌​ ​‍​ ​‍‌‍​‌‌‍​ ​ ‌ ​ ‌‌​ ​ ‌‍​‍​ ​‍​ ​‌​ ​ ‌‍‌‍‌‍​‍​ ​‌​‍‌‌​ ​‍​ ​‍​‍‌‌​ ‌‌‌​‌​​‍ ‍‌ ‌​‌‍‌‌‌ ‍​‌ ‌​​ ‌‍​‍‌‍​‌‌ ​ ‌‍‌‌‌‌‌‌‌ ​‍‌‍ ​​ ‌‌‍‍​‌ ‌​‌ ‌​‌ ​​​‍‌‌​ ​ ‌​​‌​‍‌‌​ ​‍‌​‌‍​‍‌‌​ ​‍‌​‌‍‌‍ ​‌‍ ‌‍​ ‌‍​‌‌‍ ​‌‍‍​‌‍ ‌ ​ ‌ ‌​​‍‌‌​ ​ ‌​​‌​ ​ ​ ​ ​ ​ ​ ​ ​‍‌‍‌‍‍‌‌‍‌​​ ‌‌‍‌​​ ​‍‌‍​‍​ ​​​ ​‍​ ‍​​ ​‌​ ‌​​‍ ‌‌‍‌​‌‍​‌​ ‍‌​ ​ ​‍ ‌​ ‌​​ ​‌‌‍‌‍​ ​‍​‍ ‌​ ‍‌‌‍‌‌​ ​‍​ ​‌​‍ ‌‌‍​‌‌‍‌‌‌‍‌‍​ ‌‌​ ​‍‌‍​‌‌‍​ ​ ​‌​ ​‌​ ​ ​ ​‍​ ​​​‍‌‍‌ ‌​‌ ‍‌‌ ​​‌‍‌‌​ ‌‌‍ ​‌‍‌‌‌‍‌ ‌‍​‌‌‍ ​‌‌​​‌‍​‌‌‍‌ ‌‍‌‌​‍‌‍‌ ​​‌‍​‌‌ ‌​‌‍‍​​ ‌‌‍​ ‌‍ ‌‍ ‍‌ ‌​‌‍‌‌‌‍ ‍‌ ‌​​‍‌‌​ ‌‌‌​​‍‌‌ ‌‍‍ ‌‍‌‌‌ ‍‌​‍‌‌​ ​ ‌​‌​​‍‌‌​ ​ ‌​‌​​‍‌‌​ ​‍​ ​‍‌‍‌‌​ ‌​​ ‍‌​ ‌‍​ ​​‌‍‌‌‌‍​ ‌‍‌‌​ ‌​‌‍​ ‌‍​‍​ ‌‌​‍‌‌​ ​‍​ ​‍​‍‌‌​ ‌‌‌​‌​​‍ ‍‌‍​ ‌‍‍​‌‍‍‌‌‍ ​‌‍‌​‌ ​‍‌‍‌‌‌‍ ‍​‍‌‌​ ‌‌‌​​‍‌‌ ‌‍‍ ‌‍‌‌‌ ‍‌​‍‌‌​ ​ ‌​‌​​‍‌‌​ ​ ‌​‌​​‍‌‌​ ​‍​ ​‍‌‍​‌‌‍​ ​ ‌ ​ ‌‌​ ​ ‌‍​‍​ ​‍​ ​‌​ ​ ‌‍‌‍‌‍​‍​ ​‌​‍‌‌​ ​‍​ ​‍​‍‌‌​ ‌‌‌​‌​​‍ ‍‌ ‌​‌‍‌‌‌ ‍​‌ ‌​​‍‌‍‌ ​​‌‍‌‌‌ ​‍‌ ​ ‌ ​​‌‍‌‌‌‍​ ‌ ‌​‌‍‍‌‌ ‌‍‌‍‌‌​ ‌‌ ​​‌ ‌‌‌‍​‍‌‍ ​‌‍‍‌‌ ​ ‌‍‍​‌‍‌‌‌‍‌​​‍​‍‌ ‌
De Overeenkomst kan alleen door het Bedrijf worden
uitgevoerd als de Klant correcte en volledige contact- en
adresgegevens verstrekt bij het plaatsen van de Bestelling. In
geval van een “Afhaal” Bestelling is een adres niet nodig. De
Klant heeft de plicht om onjuistheden in verstrekte of
vermelde betaalgegevens onverwijld aan Hebbes of het
Bedrijf te melden.​​​​‌ ‍ ​‍​‍‌‍ ‌ ​‍‌‍‍‌‌‍‌ ‌‍‍‌‌‍ ‍​‍​‍​ ‍‍​‍​‍‌ ​ ‌‍​‌‌‍ ‍‌‍‍‌‌ ‌​‌ ‍‌​‍ ‍‌‍‍‌‌‍ ​‍​‍​‍ ​​‍​‍‌‍‍​‌ ​‍‌‍‌‌‌‍‌‍​‍​‍​ ‍‍​‍​‍‌‍‍​‌ ‌​‌ ‌​‌ ​​​ ‍‍​‍ ​‍ ‌‍ ​‌‍ ‌‍​ ‌‍​‌‌‍ ​‌‍‍​‌‍ ‌ ​ ‌ ‌​​ ‍‍​ ​ ​ ​ ​ ​ ​ ​ ​‍ ‌‍‍‌‌‍ ‍‌ ‌​‌‍‌‌‌‍ ‍‌ ‌​​‍ ‌‍‌‌‌‍‌​‌‍‍‌‌ ‌​​‍ ‌‍ ‌‌‍ ‌‍‌​‌‍‌‌​ ‌‌ ​​‌ ​‍‌‍‌‌‌ ​ ‌‍‌‌‌‍ ‍‌ ‌​‌‍​‌‌ ‌​‌‍‍‌‌‍ ‌‍ ‍​ ‍ ‌‍‍‌‌‍‌​​ ‌‌‍‌​​ ​‍‌‍​‍​ ​​​ ​‍​ ‍​​ ​‌​ ‌​​‍ ‌‌‍‌​‌‍​‌​ ‍‌​ ​ ​‍ ‌​ ‌​​ ​‌‌‍‌‍​ ​‍​‍ ‌​ ‍‌‌‍‌‌​ ​‍​ ​‌​‍ ‌‌‍​‌‌‍‌‌‌‍‌‍​ ‌‌​ ​‍‌‍​‌‌‍​ ​ ​‌​ ​‌​ ​ ​ ​‍​ ​​​ ‍ ‌ ‌​‌ ‍‌‌ ​​‌‍‌‌​ ‌‌‍ ​‌‍‌‌‌‍‌ ‌‍​‌‌‍ ​‌‌​​‌‍​‌‌‍‌ ‌‍‌‌​ ‍ ‌ ​​‌‍​‌‌ ‌​‌‍‍​​ ‌‌‍​ ‌‍ ‌‍ ‍‌ ‌​‌‍‌‌‌‍ ‍‌ ‌​​‍‌‌​ ‌‌‌​​‍‌‌ ‌‍‍ ‌‍‌‌‌ ‍‌​‍‌‌​ ​ ‌​‌​​‍‌‌​ ​ ‌​‌​​‍‌‌​ ​‍​ ​‍‌‍​ ​ ‌ ‌‍​‍​ ​‌​ ‌‍‌‍​ ​ ‌​​ ​​‌‍​‌​ ‌‍​ ‌‌​ ​ ​‍‌‌​ ​‍​ ​‍​‍‌‌​ ‌‌‌​‌​​‍ ‍‌‍​ ‌‍‍​‌‍‍‌‌‍ ​‌‍‌​‌ ​‍‌‍‌‌‌‍ ‍​‍‌‌​ ‌‌‌​​‍‌‌ ‌‍‍ ‌‍‌‌‌ ‍‌​‍‌‌​ ​ ‌​‌​​‍‌‌​ ​ ‌​‌​​‍‌‌​ ​‍​ ​‍‌‍​‌‌‍​ ​ ‌ ​ ‌‌​ ​ ‌‍​‍​ ​‍​ ​‌​ ​ ‌‍‌‍‌‍​‍​ ​‌​‍‌‌​ ​‍​ ​‍​‍‌‌​ ‌‌‌​‌​​‍ ‍‌ ‌​‌‍‌‌‌ ‍​‌ ‌​​ ‌‍​‍‌‍​‌‌ ​ ‌‍‌‌‌‌‌‌‌ ​‍‌‍ ​​ ‌‌‍‍​‌ ‌​‌ ‌​‌ ​​​‍‌‌​ ​ ‌​​‌​‍‌‌​ ​‍‌​‌‍​‍‌‌​ ​‍‌​‌‍‌‍ ​‌‍ ‌‍​ ‌‍​‌‌‍ ​‌‍‍​‌‍ ‌ ​ ‌ ‌​​‍‌‌​ ​ ‌​​‌​ ​ ​ ​ ​ ​ ​ ​ ​‍‌‍‌‍‍‌‌‍‌​​ ‌‌‍‌​​ ​‍‌‍​‍​ ​​​ ​‍​ ‍​​ ​‌​ ‌​​‍ ‌‌‍‌​‌‍​‌​ ‍‌​ ​ ​‍ ‌​ ‌​​ ​‌‌‍‌‍​ ​‍​‍ ‌​ ‍‌‌‍‌‌​ ​‍​ ​‌​‍ ‌‌‍​‌‌‍‌‌‌‍‌‍​ ‌‌​ ​‍‌‍​‌‌‍​ ​ ​‌​ ​‌​ ​ ​ ​‍​ ​​​‍‌‍‌ ‌​‌ ‍‌‌ ​​‌‍‌‌​ ‌‌‍ ​‌‍‌‌‌‍‌ ‌‍​‌‌‍ ​‌‌​​‌‍​‌‌‍‌ ‌‍‌‌​‍‌‍‌ ​​‌‍​‌‌ ‌​‌‍‍​​ ‌‌‍​ ‌‍ ‌‍ ‍‌ ‌​‌‍‌‌‌‍ ‍‌ ‌​​‍‌‌​ ‌‌‌​​‍‌‌ ‌‍‍ ‌‍‌‌‌ ‍‌​‍‌‌​ ​ ‌​‌​​‍‌‌​ ​ ‌​‌​​‍‌‌​ ​‍​ ​‍‌‍​ ​ ‌ ‌‍​‍​ ​‌​ ‌‍‌‍​ ​ ‌​​ ​​‌‍​‌​ ‌‍​ ‌‌​ ​ ​‍‌‌​ ​‍​ ​‍​‍‌‌​ ‌‌‌​‌​​‍ ‍‌‍​ ‌‍‍​‌‍‍‌‌‍ ​‌‍‌​‌ ​‍‌‍‌‌‌‍ ‍​‍‌‌​ ‌‌‌​​‍‌‌ ‌‍‍ ‌‍‌‌‌ ‍‌​‍‌‌​ ​ ‌​‌​​‍‌‌​ ​ ‌​‌​​‍‌‌​ ​‍​ ​‍‌‍​‌‌‍​ ​ ‌ ​ ‌‌​ ​ ‌‍​‍​ ​‍​ ​‌​ ​ ‌‍‌‍‌‍​‍​ ​‌​‍‌‌​ ​‍​ ​‍​‍‌‌​ ‌‌‌​‌​​‍ ‍‌ ‌​‌‍‌‌‌ ‍​‌ ‌​​‍‌‍‌ ​​‌‍‌‌‌ ​‍‌ ​ ‌ ​​‌‍‌‌‌‍​ ‌ ‌​‌‍‍‌‌ ‌‍‌‍‌‌​ ‌‌ ​​‌ ‌‌‌‍​‍‌‍ ​‌‍‍‌‌ ​ ‌‍‍​‌‍‌‌‌‍‌​​‍​‍‌ ‌
In verband met informatie over de status van zijn Bestelling,
dient de Klant na het plaatsen van de Bestelling telefonisch of
per e-mail (zoals aangegeven bij het plaatsen van de
Bestelling) bereikbaar te zijn voor zowel het Bedrijf als
Hebbes. ​​​​‌ ‍ ​‍​‍‌‍ ‌ ​‍‌‍‍‌‌‍‌ ‌‍‍‌‌‍ ‍​‍​‍​ ‍‍​‍​‍‌ ​ ‌‍​‌‌‍ ‍‌‍‍‌‌ ‌​‌ ‍‌​‍ ‍‌‍‍‌‌‍ ​‍​‍​‍ ​​‍​‍‌‍‍​‌ ​‍‌‍‌‌‌‍‌‍​‍​‍​ ‍‍​‍​‍‌‍‍​‌ ‌​‌ ‌​‌ ​​​ ‍‍​‍ ​‍ ‌‍ ​‌‍ ‌‍​ ‌‍​‌‌‍ ​‌‍‍​‌‍ ‌ ​ ‌ ‌​​ ‍‍​ ​ ​ ​ ​ ​ ​ ​ ​‍ ‌‍‍‌‌‍ ‍‌ ‌​‌‍‌‌‌‍ ‍‌ ‌​​‍ ‌‍‌‌‌‍‌​‌‍‍‌‌ ‌​​‍ ‌‍ ‌‌‍ ‌‍‌​‌‍‌‌​ ‌‌ ​​‌ ​‍‌‍‌‌‌ ​ ‌‍‌‌‌‍ ‍‌ ‌​‌‍​‌‌ ‌​‌‍‍‌‌‍ ‌‍ ‍​ ‍ ‌‍‍‌‌‍‌​​ ‌‌‍‌​​ ​‍‌‍​‍​ ​​​ ​‍​ ‍​​ ​‌​ ‌​​‍ ‌‌‍‌​‌‍​‌​ ‍‌​ ​ ​‍ ‌​ ‌​​ ​‌‌‍‌‍​ ​‍​‍ ‌​ ‍‌‌‍‌‌​ ​‍​ ​‌​‍ ‌‌‍​‌‌‍‌‌‌‍‌‍​ ‌‌​ ​‍‌‍​‌‌‍​ ​ ​‌​ ​‌​ ​ ​ ​‍​ ​​​ ‍ ‌ ‌​‌ ‍‌‌ ​​‌‍‌‌​ ‌‌‍ ​‌‍‌‌‌‍‌ ‌‍​‌‌‍ ​‌‌​​‌‍​‌‌‍‌ ‌‍‌‌​ ‍ ‌ ​​‌‍​‌‌ ‌​‌‍‍​​ ‌‌‍​ ‌‍ ‌‍ ‍‌ ‌​‌‍‌‌‌‍ ‍‌ ‌​​‍‌‌​ ‌‌‌​​‍‌‌ ‌‍‍ ‌‍‌‌‌ ‍‌​‍‌‌​ ​ ‌​‌​​‍‌‌​ ​ ‌​‌​​‍‌‌​ ​‍​ ​‍‌‍​‍‌‍‌​​ ​‍​ ‌‍‌‍​‌​ ​‌​ ​ ‌‍​ ​ ​‍‌‍‌​‌‍‌​​ ‍‌​‍‌‌​ ​‍​ ​‍​‍‌‌​ ‌‌‌​‌​​‍ ‍‌‍​ ‌‍‍​‌‍‍‌‌‍ ​‌‍‌​‌ ​‍‌‍‌‌‌‍ ‍​‍‌‌​ ‌‌‌​​‍‌‌ ‌‍‍ ‌‍‌‌‌ ‍‌​‍‌‌​ ​ ‌​‌​​‍‌‌​ ​ ‌​‌​​‍‌‌​ ​‍​ ​‍‌‍​‍‌‍​‌​ ‌‍​ ​ ‌‍‌‌‌‍​ ​ ‌‌​ ‍​​ ‌‌​ ​​​ ‌‌‌‍​‍​‍‌‌​ ​‍​ ​‍​‍‌‌​ ‌‌‌​‌​​‍ ‍‌ ‌​‌‍‌‌‌ ‍​‌ ‌​​ ‌‍​‍‌‍​‌‌ ​ ‌‍‌‌‌‌‌‌‌ ​‍‌‍ ​​ ‌‌‍‍​‌ ‌​‌ ‌​‌ ​​​‍‌‌​ ​ ‌​​‌​‍‌‌​ ​‍‌​‌‍​‍‌‌​ ​‍‌​‌‍‌‍ ​‌‍ ‌‍​ ‌‍​‌‌‍ ​‌‍‍​‌‍ ‌ ​ ‌ ‌​​‍‌‌​ ​ ‌​​‌​ ​ ​ ​ ​ ​ ​ ​ ​‍‌‍‌‍‍‌‌‍‌​​ ‌‌‍‌​​ ​‍‌‍​‍​ ​​​ ​‍​ ‍​​ ​‌​ ‌​​‍ ‌‌‍‌​‌‍​‌​ ‍‌​ ​ ​‍ ‌​ ‌​​ ​‌‌‍‌‍​ ​‍​‍ ‌​ ‍‌‌‍‌‌​ ​‍​ ​‌​‍ ‌‌‍​‌‌‍‌‌‌‍‌‍​ ‌‌​ ​‍‌‍​‌‌‍​ ​ ​‌​ ​‌​ ​ ​ ​‍​ ​​​‍‌‍‌ ‌​‌ ‍‌‌ ​​‌‍‌‌​ ‌‌‍ ​‌‍‌‌‌‍‌ ‌‍​‌‌‍ ​‌‌​​‌‍​‌‌‍‌ ‌‍‌‌​‍‌‍‌ ​​‌‍​‌‌ ‌​‌‍‍​​ ‌‌‍​ ‌‍ ‌‍ ‍‌ ‌​‌‍‌‌‌‍ ‍‌ ‌​​‍‌‌​ ‌‌‌​​‍‌‌ ‌‍‍ ‌‍‌‌‌ ‍‌​‍‌‌​ ​ ‌​‌​​‍‌‌​ ​ ‌​‌​​‍‌‌​ ​‍​ ​‍‌‍​‍‌‍‌​​ ​‍​ ‌‍‌‍​‌​ ​‌​ ​ ‌‍​ ​ ​‍‌‍‌​‌‍‌​​ ‍‌​‍‌‌​ ​‍​ ​‍​‍‌‌​ ‌‌‌​‌​​‍ ‍‌‍​ ‌‍‍​‌‍‍‌‌‍ ​‌‍‌​‌ ​‍‌‍‌‌‌‍ ‍​‍‌‌​ ‌‌‌​​‍‌‌ ‌‍‍ ‌‍‌‌‌ ‍‌​‍‌‌​ ​ ‌​‌​​‍‌‌​ ​ ‌​‌​​‍‌‌​ ​‍​ ​‍‌‍​‍‌‍​‌​ ‌‍​ ​ ‌‍‌‌‌‍​ ​ ‌‌​ ‍​​ ‌‌​ ​​​ ‌‌‌‍​‍​‍‌‌​ ​‍​ ​‍​‍‌‌​ ‌‌‌​‌​​‍ ‍‌ ‌​‌‍‌‌‌ ‍​‌ ‌​​‍‌‍‌ ​​‌‍‌‌‌ ​‍‌ ​ ‌ ​​‌‍‌‌‌‍​ ‌ ‌​‌‍‍‌‌ ‌‍‌‍‌‌​ ‌‌ ​​‌ ‌‌‌‍​‍‌‍ ​‌‍‍‌‌ ​ ‌‍‍​‌‍‌‌‌‍‌​​‍​‍‌ ‌
Indien de Klant kiest voor bezorging van de Bestelling, dan
dient hij aanwezig te zijn op het door de Klant aangegeven
bezorgadres om de Bestelling in ontvangst te kunnen nemen.
Indien de Klant niet aanwezig is op het afleveradres wanneer
de Bestelling wordt geleverd, en de Bestelling wordt geleverd
door Hebbes (in plaats van het Bedrijf zelf) zal Hebbes een
redelijke inspanning verrichten om contact met de Klant op te
nemen, om te bepalen waar de Bestelling moet worden
achtergelaten. Indien Hebbes niet in staat is om contact met de
Klant op te nemen, kan Hebbes de Bestelling op een redelijke
locatie buiten, in de buurt van het bezorgadres, achterlaten.
Hebbes is niet verantwoordelijk voor de Bestelling (inclusief